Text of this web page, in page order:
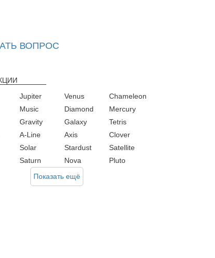
ВОПРОС
Jupiter
Music
Venus
Diamond
Chameleon
Mercury
Gravity
A-Line
Galaxy
Axis
Tetris
Clover
Solar
Saturn
Stardust
Nova
Satellite
Pluto
Показать ещё